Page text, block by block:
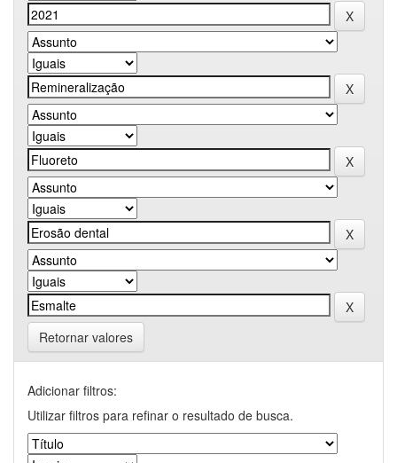
Retornar valores
Adicionar filtros:
Utilizar filtros para refinar o resultado de busca.